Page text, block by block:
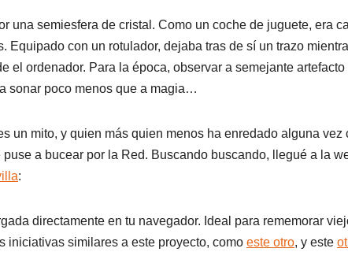
una semiesfera de cristal. Como un coche de juguete, era
Equipado con un rotulador, dejaba tras de sí un trazo
el ordenador. Para la época, observar a semejante artefacto
sonar poco menos que a magia…
un mito, y quien más quien menos ha enredado alguna vez
a bucear por la Red. Buscando buscando, llegué a la
:
directamente en tu navegador. Ideal para rememorar
iniciativas similares a este proyecto, como este otro, y este